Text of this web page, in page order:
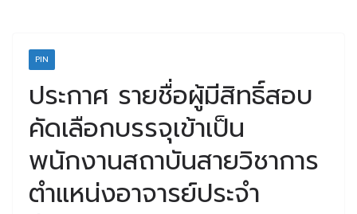
PIN
ประกาศ รายชื่อผู้มีสิทธิ์สอบ
คัดเลือกบรรจุเข้าเป็น
พนักงานสถาบันสายวิชาการ
ตำแหน่งอาจารย์ประจำ